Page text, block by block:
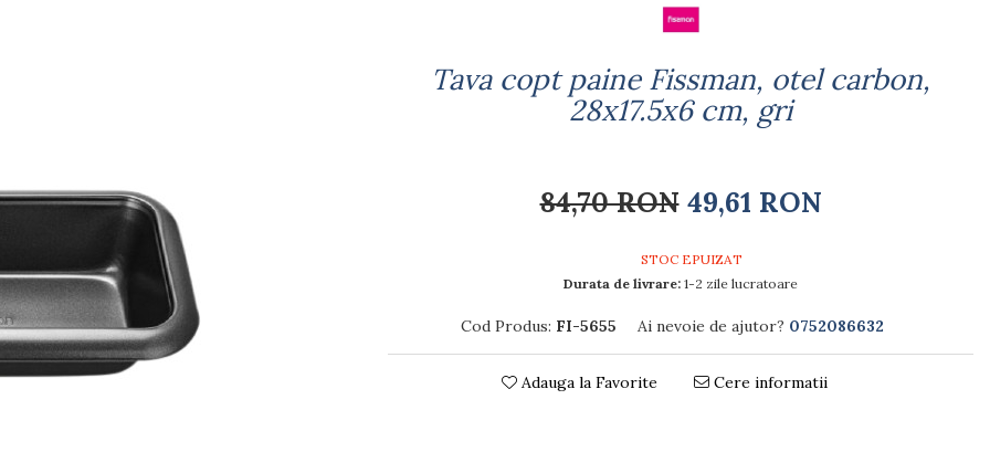
Tava copt paine Fissman, otel carbon,
28x17.5x6 cm, gri
84,70 RON 49,61 RON
STOC EPUIZAT
Durata de livrare: 1-2 zile lucratoare
Cod Produs: FI-5655 Ai nevoie de ajutor? 0752086632
Adauga la Favorite Cere informatii